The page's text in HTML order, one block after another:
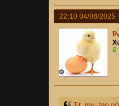
22:10 04/08/2025